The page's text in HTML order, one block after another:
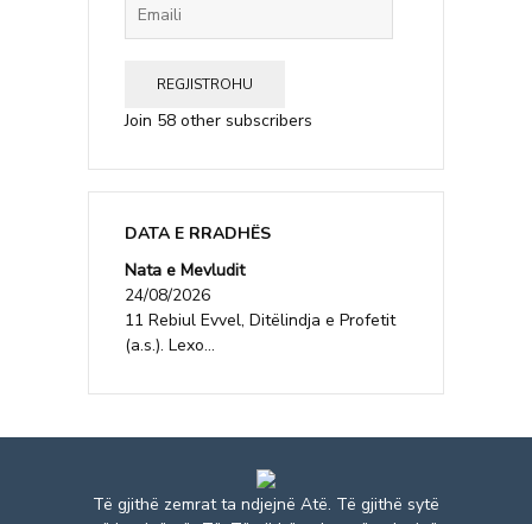
REGJISTROHU
Join 58 other subscribers
DATA E RRADHËS
Nata e Mevludit
24/08/2026
11 Rebiul Evvel, Ditëlindja e Profetit
(a.s.). Lexo...
Të gjithë zemrat ta ndjejnë Atë. Të gjithë sytë